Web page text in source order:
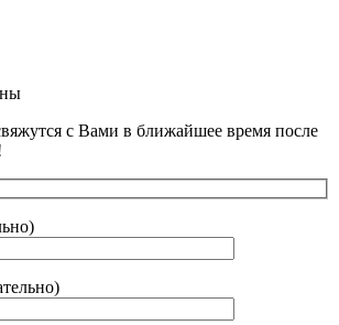
с Вами в ближайшее время после